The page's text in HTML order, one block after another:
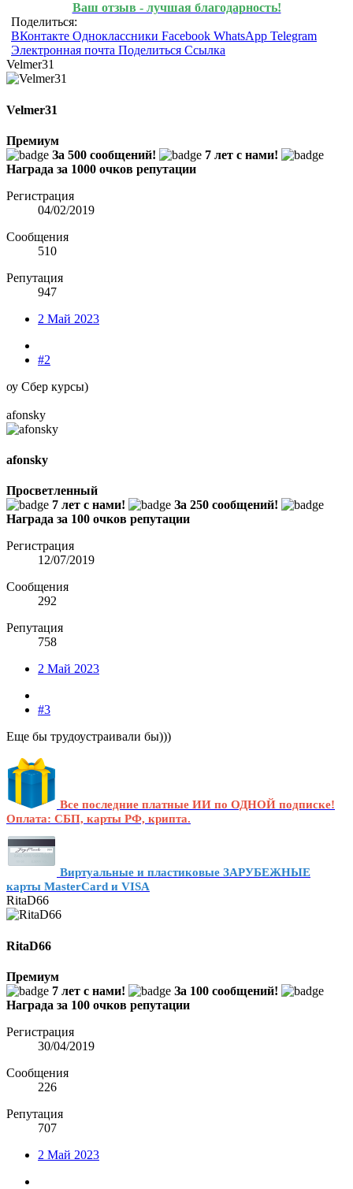
Ваш отзыв - лучшая благодарность!
Поделиться:
ВКонтакте Одноклассники Facebook WhatsApp Telegram
Электронная почта Поделиться Ссылка
Velmer31
Velmer31
Премиум
За 500 сообщений!
7 лет с нами!
Награда за 1000 очков репутации
Регистрация
04/02/2019
Сообщения
510
Репутация
947
2 Май 2023
#2
оу Сбер курсы)
afonsky
afonsky
Просветленный
7 лет с нами!
За 250 сообщений!
Награда за 100 очков репутации
Регистрация
12/07/2019
Сообщения
292
Репутация
758
2 Май 2023
#3
Еще бы трудоустраивали бы)))
Все последние платные ИИ по ОДНОЙ подписке!
Оплата: СБП, карты РФ, крипта.
Виртуальные и пластиковые ЗАРУБЕЖНЫЕ
карты MasterCard и VISA
RitaD66
RitaD66
Премиум
7 лет с нами!
За 100 сообщений!
Награда за 100 очков репутации
Регистрация
30/04/2019
Сообщения
226
Репутация
707
2 Май 2023